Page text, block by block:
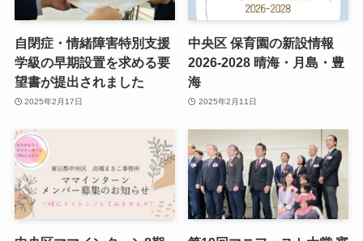
自閉症・情緒障害特別支援
学級の早期設置を求める要
望書が提出されました
2025年2月17日
中央区 保育園の新設情報
2026-2028 晴海・月島・豊
海
2025年2月11日